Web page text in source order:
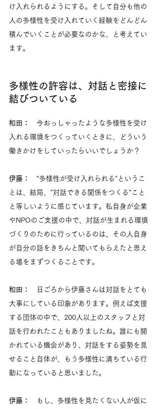
け入れられるようにする。そして自分も他の
人の多様性を受け入れていく経験をどんどん
積んでいくことが必要なのかな、と考えてい
ます。
多様性の許容は、対話と密接に
結びついている
和田：
今おっしゃったような多様性を受け
入れる環境をつくっていくときに、どういう
働きかけをしていったらいいでしょうか？
伊藤：
”多様性が受け入れられる”というこ
とは、結局、”対話できる関係をつくる”こと
と等しいように感じています。私自身が企業
やNPOのご支援の中で、対話が生まれる環境
づくりのために行っているのは、その人自身
が自分の話をきちんと聞いてもらえたと思え
る場をまずつくることです。
和田：
日ごろから伊藤さんは対話をとても
大事にしている印象があります。例えば支援
する団体の中で、200人以上のスタッフと対
話を行われたこともありましたね。誰にも開
かれている機会があり、対話をする姿勢を見
せること自体が、もう多様性に満ちている行
動になっていると思いました。
伊藤：
もし、多様性を見たくない人が仮に